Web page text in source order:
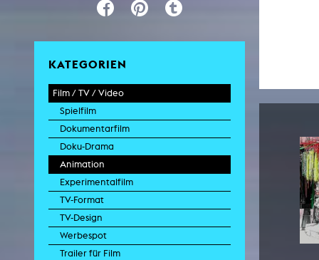
KATEGORIEN
Film / TV / Video
Spielfilm
Dokumentarfilm
Doku-Drama
Animation
Experimentalfilm
TV-Format
TV-Design
Werbespot
Trailer für Film